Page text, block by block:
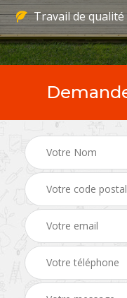
Travail de qualité